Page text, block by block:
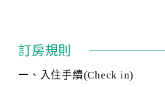
通行「客服聯絡單」提出申辦，四
話方式異動訂單。
※非客服時間之申辦異動，皆為次
訂房規則
一、入住手續(Check in)